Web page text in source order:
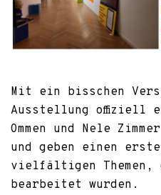
Mit ein bisschen
Ausstellung offiziell
Ommen und Nele
und geben einen
vielfältigen Themen,
bearbeitet wurden.